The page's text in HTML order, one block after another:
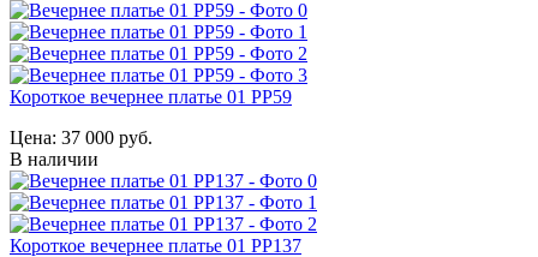
Короткое вечернее платье 01 PP59
Цена: 37 000 руб.
В наличии
Короткое вечернее платье 01 PP137